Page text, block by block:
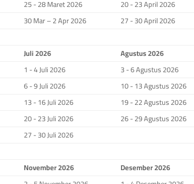
25 - 28 Maret 2026
20 - 23 April 2026
30 Mar – 2 Apr 2026 27 - 30 April 2026
Juli 2026
Agustus 2026
1 - 4 Juli 2026
3 - 6 Agustus 2026
6 - 9 Juli 2026
10 - 13 Agustus 2026
13 - 16 Juli 2026
19 - 22 Agustus 2026
20 - 23 Juli 2026
26 - 29 Agustus 2026
27 - 30 Juli 2026
November 2026
Desember 2026